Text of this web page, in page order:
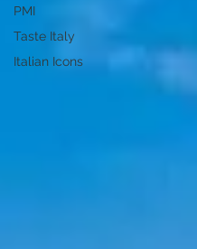
PMI
Taste Italy
Italian Icons